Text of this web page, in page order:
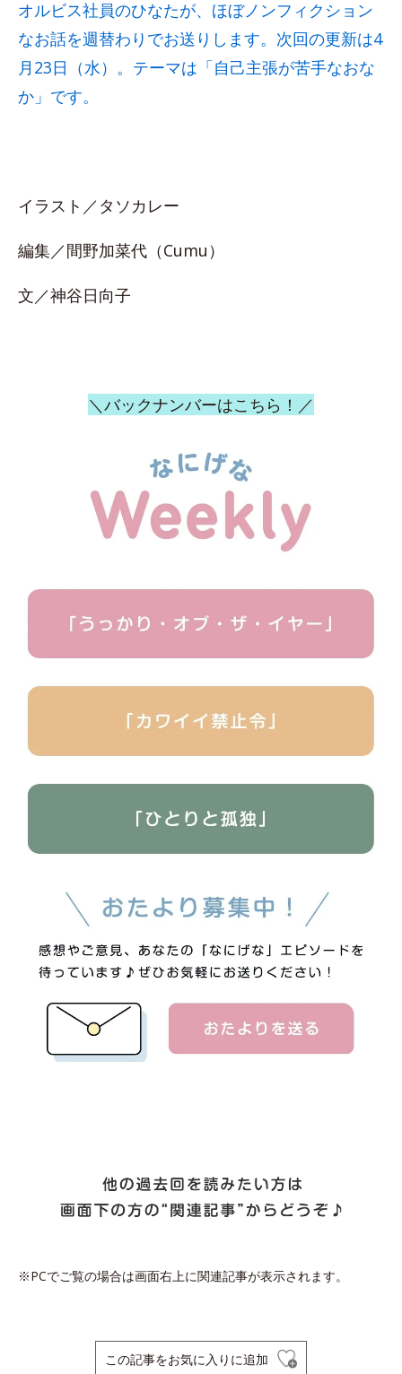
オルビス社員のひなたが、ほぼノンフィクション
なお話を週替わりでお送りします。次回の更新は4
月23日（水）。テーマは「自己主張が苦手なおな
か」です。
イラスト／タソカレー
編集／間野加菜代（Cumu）
文／神谷日向子
＼バックナンバーはこちら！／
※PCでご覧の場合は画面右上に関連記事が表示されます。
この記事をお気に入りに追加